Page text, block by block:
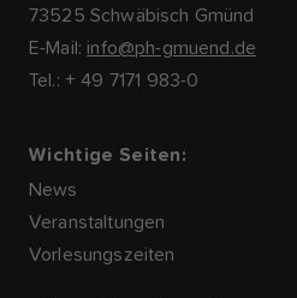
73525 Schwäbisch Gmünd
E-Mail: info@ph-gmuend.de
Tel.: + 49 7171 983-0
Wichtige Seiten:
News
Veranstaltungen
Vorlesungszeiten